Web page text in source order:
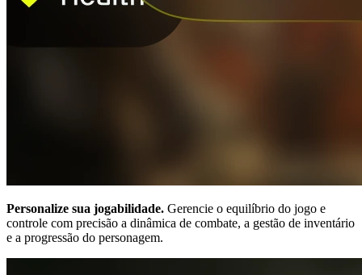
Personalize sua jogabilidade. Gerencie o equilíbrio do jogo e
controle com precisão a dinâmica de combate, a gestão de inventário
e a progressão do personagem.